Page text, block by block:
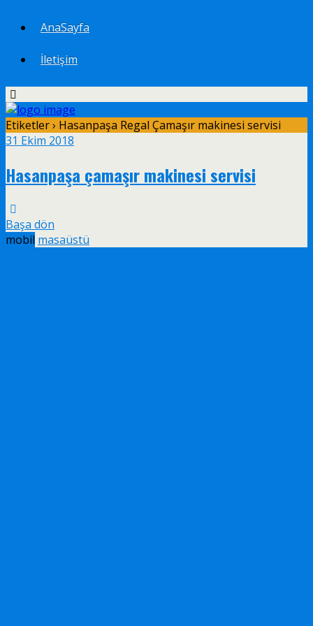
AnaSayfa
İletişim
Etiketler › Hasanpaşa Regal Çamaşır makinesi servisi
31 Ekim 2018
Hasanpaşa çamaşır makinesi servisi
Başa dön
mobil masaüstü